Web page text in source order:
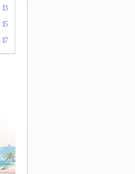
13
15
17